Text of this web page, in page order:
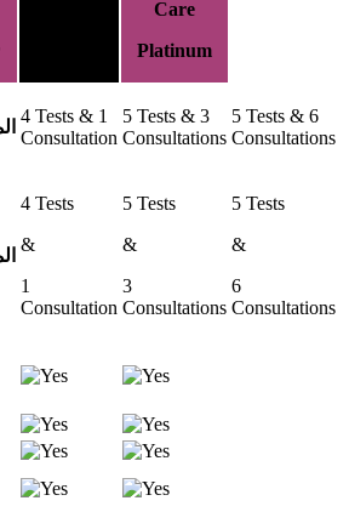
Care
Platinum
4 Tests & 1
Consultation
5 Tests & 3
Consultations
5 Tests & 6
Consultations
4 Tests
&
1
Consultation
5 Tests
&
3
Consultations
5 Tests
&
6
Consultations